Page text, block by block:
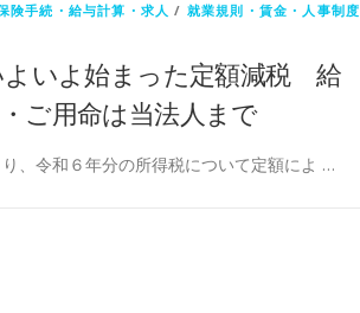
険手続・給与計算・求人 / 就業規則・賃金・人事制度
よいよ始まった定額減税 給
ご用命は当法人まで
、令和６年分の所得税について定額によ …